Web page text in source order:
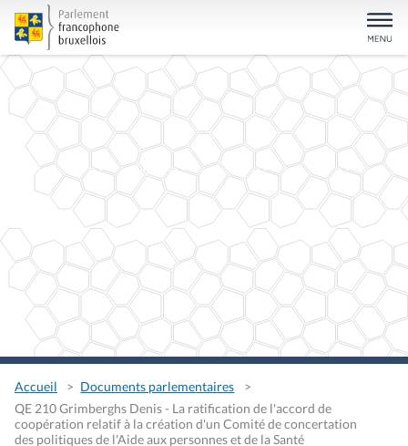
Accueil
Documents parlementaires
QE 210 Grimberghs Denis - La ratification de l'accord de
coopération relatif à la création d'un Comité de concertation
des politiques de l'Aide aux personnes et de la Santé